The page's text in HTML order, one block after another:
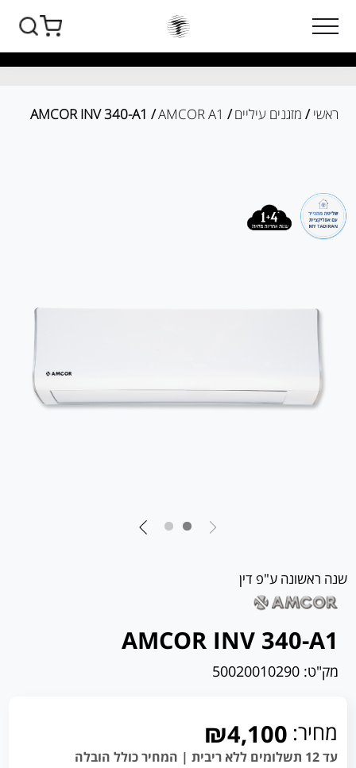
ראשי / מזגנים עיליים/
AMCOR A1
/ AMCOR INV 340-A1
שנה ראשונה ע"פ דין
AMCOR INV 340-A1
מק"ט: 50020010290
מחיר: ₪4,100
עד 12 תשלומים ללא ריבית | המחיר כולל הובלה